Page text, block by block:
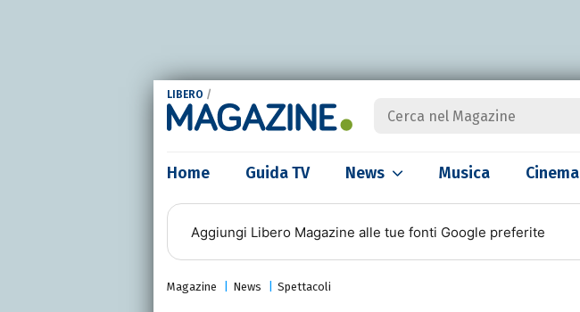
LIBERO /
Home Guida TV News Musica Cinema
Aggiungi Libero Magazine alle tue fonti Google preferite
Magazine News Spettacoli